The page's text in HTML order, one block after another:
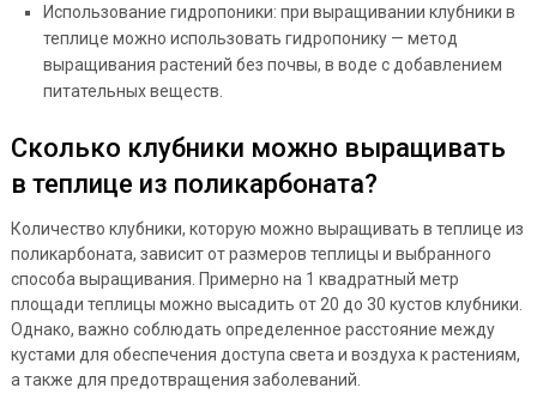
Использование гидропоники: при выращивании клубники в
теплице можно использовать гидропонику — метод
выращивания растений без почвы, в воде с добавлением
питательных веществ.
Сколько клубники можно выращивать
в теплице из поликарбоната?
Количество клубники, которую можно выращивать в теплице из
поликарбоната, зависит от размеров теплицы и выбранного
способа выращивания. Примерно на 1 квадратный метр
площади теплицы можно высадить от 20 до 30 кустов клубники.
Однако, важно соблюдать определенное расстояние между
кустами для обеспечения доступа света и воздуха к растениям,
а также для предотвращения заболеваний.